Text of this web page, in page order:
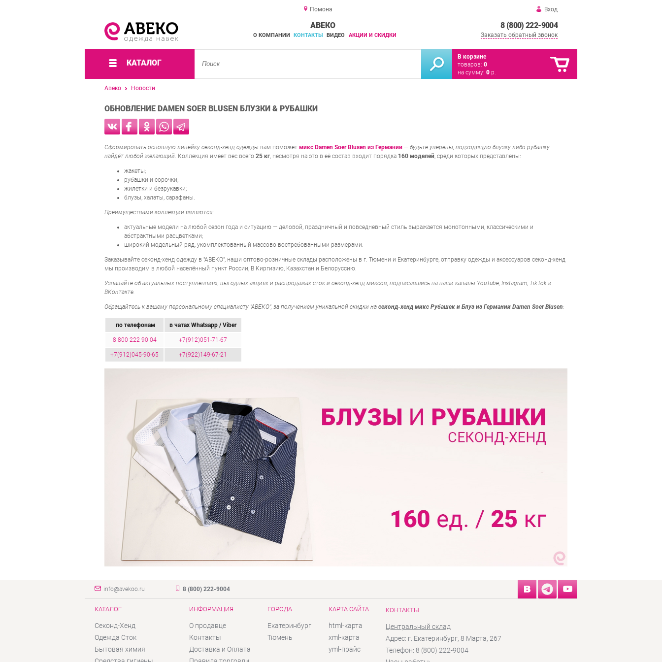
Помона Вход
8 (800) 222-9004
Заказать обратный звонок
АВЕКО
О КОМПАНИИ КОНТАКТЫ ВИДЕО АКЦИИ И СКИДКИ
КАТАЛОГ
В корзине
товаров: 0
на сумму: 0 р.
Авеко Новости
ОБНОВЛЕНИЕ DAMEN SOER BLUSEN БЛУЗКИ & РУБАШКИ
Сформировать основную линейку секонд-хенд одежды вам поможет микс Damen Soer Blusen из Германии — будьте уверены, подходящую блузку либо рубашку
найдёт любой желающий. Коллекция имеет вес всего 25 кг, несмотря на это в её состав входит порядка 160 моделей, среди которых представлены:
жакеты;
рубашки и сорочки;
жилетки и безрукавки;
блузы, халаты, сарафаны.
Преимуществами коллекции являются:
актуальные модели на любой сезон года и ситуацию — деловой, праздничный и повседневный стиль выражается монотонными, классическими и
абстрактными расцветками;
широкий модельный ряд, укомплектованный массово востребованными размерами.
Заказывайте секонд-хенд одежду в "АВЕКО", наши оптово-розничные склады расположены в г. Тюмени и Екатеринбурге, отправку одежды и аксессуаров секонд-хенд
мы производим в любой населённый пункт России, В Киргизию, Казахстан и Белоруссию.
Узнавайте об актуальных поступленниях, выгодных акциях и распродажах сток и секонд-хенд миксов, подписавшись на наши каналы YouTube, Instagram, TikTok и
ВКонтакте.
Обращайтесь к вашему персональному специалисту "АВЕКО", за получением уникальной скидки на секонд-хенд микс Рубашек и Блуз из Германии Damen Soer Blusen:
по телефонам в чатах Whatsapp / Viber
8 800 222 90 04 +7(912)051-71-67
+7(912)045-90-65 +7(922)149-67-21
info@avekoo.ru 8 (800) 222-9004
КАТАЛОГ
Секонд-Хенд
Одежда Сток
Бытовая химия
ИНФОРМАЦИЯ
О продавце
Контакты
Доставка и Оплата
ГОРОДА
Екатеринбург
Тюмень
КАРТА САЙТА
html-карта
xml-карта
yml-прайс
КОНТАКТЫ
Центральный склад
Адрес: г. Екатеринбург, 8 Марта, 267
Телефон: 8 (800) 222-9004